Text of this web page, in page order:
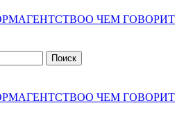
О ЧЕМ ГОВОРИТ
О ЧЕМ ГОВОРИТ